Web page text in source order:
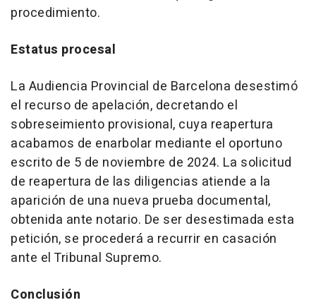
procedimiento.
Estatus procesal
La Audiencia Provincial de Barcelona desestimó
el recurso de apelación, decretando el
sobreseimiento provisional, cuya reapertura
acabamos de enarbolar mediante el oportuno
escrito de 5 de noviembre de 2024. La solicitud
de reapertura de las diligencias atiende a la
aparición de una nueva prueba documental,
obtenida ante notario. De ser desestimada esta
petición, se procederá a recurrir en casación
ante el Tribunal Supremo.
Conclusión